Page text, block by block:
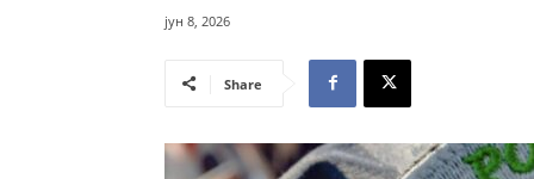
јун 8, 2026
Share